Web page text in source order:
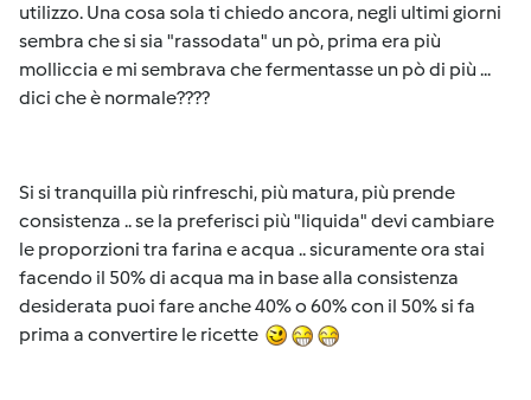
utilizzo. Una cosa sola ti chiedo ancora, negli ultimi giorni
sembra che si sia "rassodata" un pò, prima era più
molliccia e mi sembrava che fermentasse un pò di più ...
dici che è normale????
Si si tranquilla più rinfreschi, più matura, più prende
consistenza .. se la preferisci più "liquida" devi cambiare
le proporzioni tra farina e acqua .. sicuramente ora stai
facendo il 50% di acqua ma in base alla consistenza
desiderata puoi fare anche 40% o 60% con il 50% si fa
prima a convertire le ricette